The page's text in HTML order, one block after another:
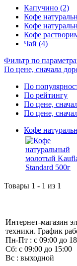
Капучино (2)
Кофе
Кофе
Кофе
Чай (4)
Фильтр по
По цене, сначала
По
По рейтингу
По цене,
По цене,
Кофе
Товары 1 - 1 из 1
Интернет-магазин
техники. График
Пн-Пт : с 09:00 до
Сб: с 09:00 до 15:00
Вс : выходной